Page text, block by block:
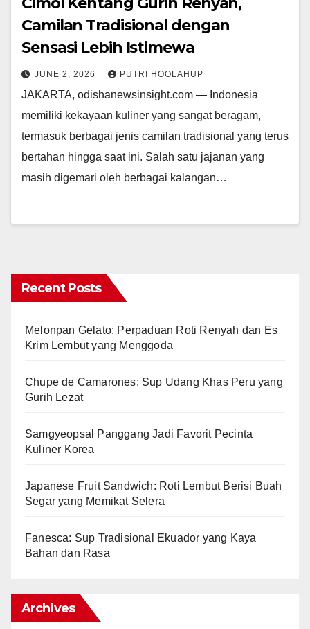
Camilan Tradisional dengan
Sensasi Lebih Istimewa
JUNE 2, 2026 PUTRI HOOLAHUP
JAKARTA, odishanewsinsight.com — Indonesia
memiliki kekayaan kuliner yang sangat beragam,
termasuk berbagai jenis camilan tradisional yang terus
bertahan hingga saat ini. Salah satu jajanan yang
masih digemari oleh berbagai kalangan…
Recent Posts
Melonpan Gelato: Perpaduan Roti Renyah dan Es
Krim Lembut yang Menggoda
Chupe de Camarones: Sup Udang Khas Peru yang
Gurih Lezat
Samgyeopsal Panggang Jadi Favorit Pecinta
Kuliner Korea
Japanese Fruit Sandwich: Roti Lembut Berisi Buah
Segar yang Memikat Selera
Fanesca: Sup Tradisional Ekuador yang Kaya
Bahan dan Rasa
Archives